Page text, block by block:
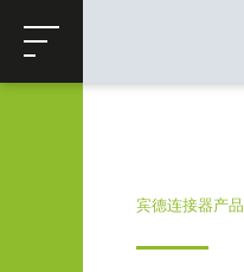
购物车
宾德连接器产品